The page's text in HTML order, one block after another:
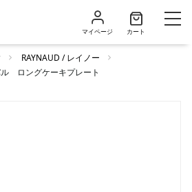
マイページ カート
RAYNAUD / レイノー
ロングケーキプレート